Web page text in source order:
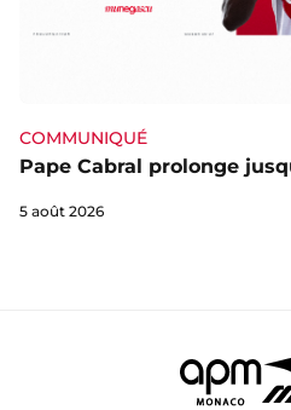
COMMUNIQUÉ
Pape Cabral prolonge
5 août 2026